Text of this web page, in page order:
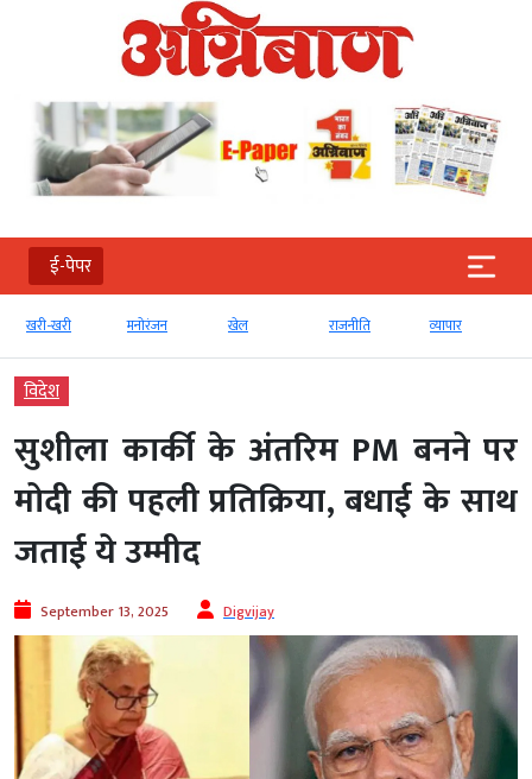
ई-पेपर
खरी-खरी मनोरंजन खेल राजनीति व्‍यापार
विदेश
सुशीला कार्की के अंतरिम PM बनने पर
मोदी की पहली प्रतिक्रिया, बधाई के साथ
जताई ये उम्मीद
September 13, 2025 Digvijay